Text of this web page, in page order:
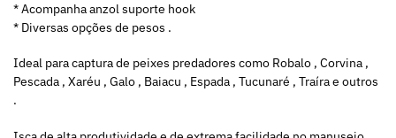
* Acompanha anzol suporte hook
* Diversas opções de pesos .
Ideal para captura de peixes predadores como Robalo , Corvina ,
Pescada , Xaréu , Galo , Baiacu , Espada , Tucunaré , Traíra e outros
.